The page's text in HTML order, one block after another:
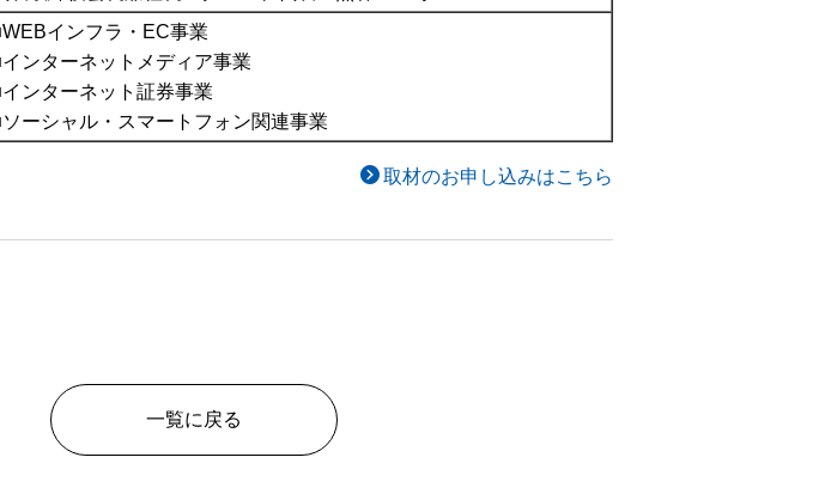
インフラ・EC事業
ンターネットメディア事業
ンターネット証券事業
ーシャル・スマートフォン関連事業
取材のお申し込みはこちら
一覧に戻る